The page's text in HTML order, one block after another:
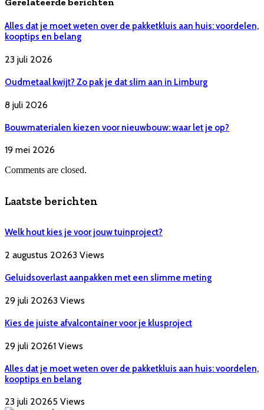
Gerelateerde berichten
Alles dat je moet weten over de pakketkluis aan huis: voordelen,
kooptips en belang
23 juli 2026
Oudmetaal kwijt? Zo pak je dat slim aan in Limburg
8 juli 2026
Bouwmaterialen kiezen voor nieuwbouw: waar let je op?
19 mei 2026
Comments are closed.
Laatste berichten
Welk hout kies je voor jouw tuinproject?
2 augustus 20263 Views
Geluidsoverlast aanpakken met een slimme meting
29 juli 20263 Views
Kies de juiste afvalcontainer voor je klusproject
29 juli 20261 Views
Alles dat je moet weten over de pakketkluis aan huis: voordelen,
kooptips en belang
23 juli 20265 Views